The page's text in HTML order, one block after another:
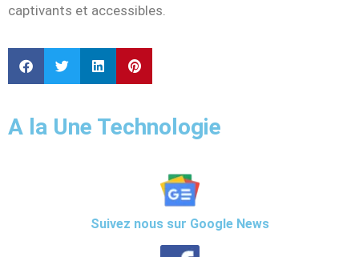
captivants et accessibles.
A la Une Technologie
Suivez nous sur Google News